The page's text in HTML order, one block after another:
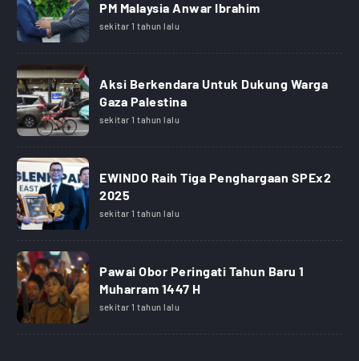
PM Malaysia Anwar Ibrahim
sekitar 1 tahun lalu
Aksi Berkendara Untuk Dukung Warga
Gaza Palestina
sekitar 1 tahun lalu
EWINDO Raih Tiga Penghargaan SPEx2
2025
sekitar 1 tahun lalu
Pawai Obor Peringati Tahun Baru 1
Muharram 1447 H
sekitar 1 tahun lalu